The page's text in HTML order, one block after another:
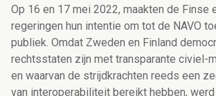
Op 16 en 17 mei 2022, maakten de Finse
regeringen hun intentie om tot de NAVO
publiek. Omdat Zweden en Finland
rechtsstaten zijn met transparante civiel-
en waarvan de strijdkrachten reeds een
van interoperabiliteit bereikt hebben,